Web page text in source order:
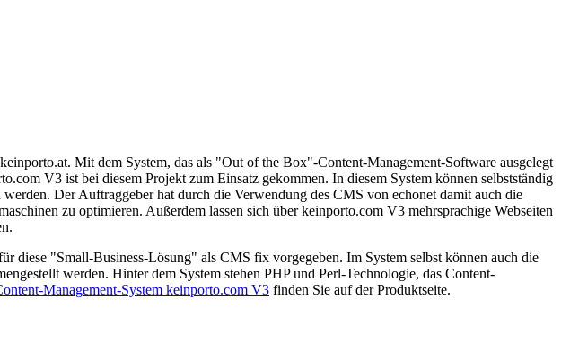
Mit dem System, das als "Out of the Box"-Content-Management-Software ausgelegt
V3 ist bei diesem Projekt zum Einsatz gekommen. In diesem System können selbstständig
werden. Der Auftraggeber hat durch die Verwendung des CMS von echonet damit auch die
zu optimieren. Außerdem lassen sich über keinporto.com V3 mehrsprachige Webseiten
diese "Small-Business-Lösung" als CMS fix vorgegeben. Im System selbst können auch die
werden. Hinter dem System stehen PHP und Perl-Technologie, das Content-
Management-System keinporto.com V3 finden Sie auf der Produktseite.